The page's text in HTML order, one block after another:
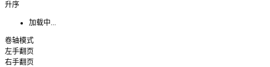
升序
加载中...
卷轴模式
左手翻页
右手翻页